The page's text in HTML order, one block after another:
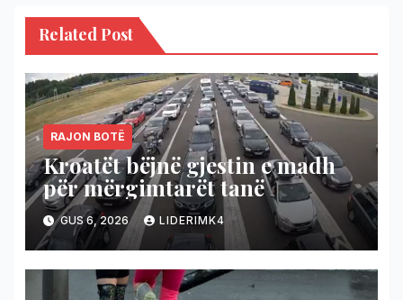
Related Post
RAJON BOTË
Kroatët bëjnë gjestin e madh
për mërgimtarët tanë
GUS 6, 2026 LIDERIMK4